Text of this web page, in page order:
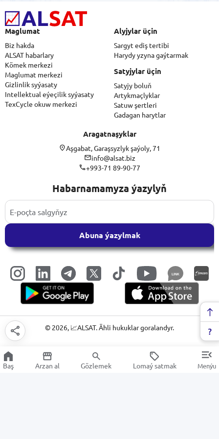
Maglumat
Biz hakda
ALSAT habarlary
Kömek merkezi
Maglumat merkezi
Gizlinlik syýasaty
Intellektual eýeçilik syýasaty
TexCycle okuw merkezi
Alyjylar üçin
Sargyt ediş tertibi
Harydy yzyna gaýtarmak
Satyjylar üçin
Satyjy boluň
Artykmaçlyklar
Satuw şertleri
Gadagan harytlar
Aragatnaşyklar
Aşgabat, Garaşsyzlyk şaýoly, 71
info@alsat.biz
+993-71 89-90-77
Habarnamamyza ýazylyň
Abuna ýazylmak
LINK
© 2026, 📈ALSAT. Ähli hukuklar goralandyr.
Baş Arzan al Gözlemek Lomaý satmak Menýu